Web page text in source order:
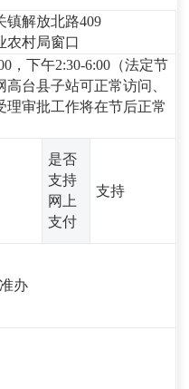
镇解放北路409
农村局窗口
，下午2:30-6:00（法定节
台县子站可正常访问、
理审批工作将在节后正常
是否
支持
网上
支付
支持
办